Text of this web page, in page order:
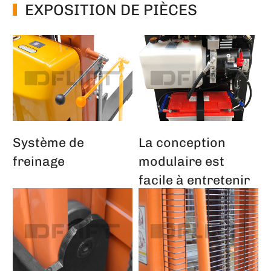
EXPOSITION DE PIÈCES
Système de
freinage
La conception
modulaire est
facile à entretenir